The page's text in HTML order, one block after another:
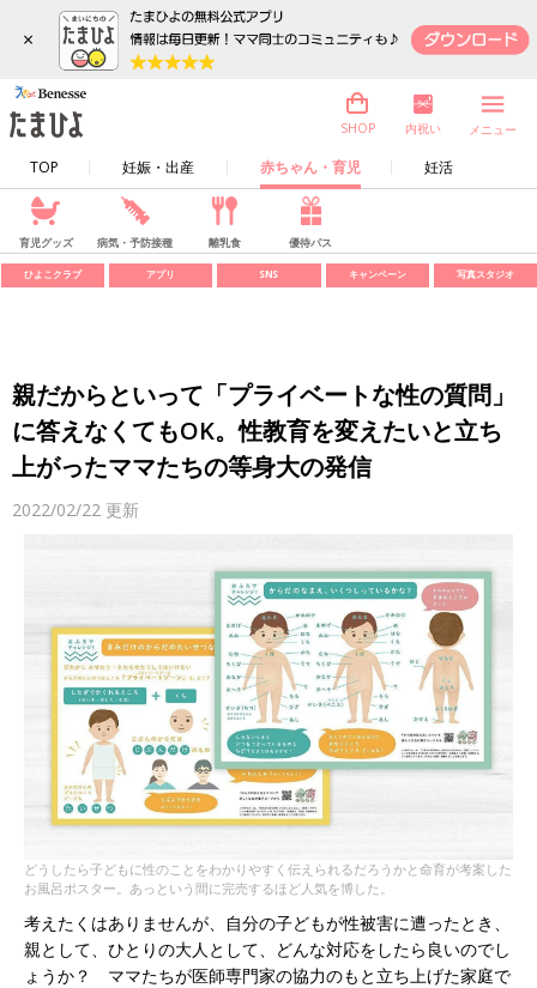
×
TOP 妊娠・出産 赤ちゃん・育児 妊活
SHOP 内祝い メニュー
育児グッズ 病気・予防接種 離乳食 優待パス
ひよこクラブ アプリ SNS キャンペーン 写真スタジオ
親だからといって「プライベートな性の質問」
に答えなくてもOK。性教育を変えたいと立ち
上がったママたちの等身大の発信
2022/02/22 更新
どうしたら子どもに性のことをわかりやすく伝えられるだろうかと命育が考案した
お風呂ポスター。あっという間に完売するほど人気を博した。
考えたくはありませんが、自分の子どもが性被害に遭ったとき、
親として、ひとりの大人として、どんな対応をしたら良いのでし
ょうか？ ママたちが医師専門家の協力のもと立ち上げた家庭で